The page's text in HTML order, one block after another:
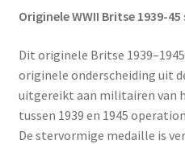
Originele WWII Britse 1939-
Dit originele Britse
originele onderscheiding uit
uitgereikt aan militairen van
tussen 1939 en 1945
De stervormige medaille is